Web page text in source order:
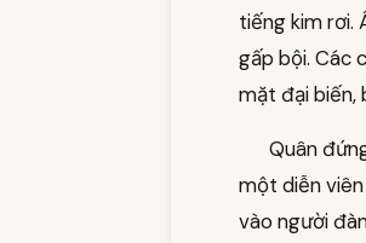
tiếng kim rơi.
gấp bội. Các
mặt đại biến,
Quân
một diễn
vào người